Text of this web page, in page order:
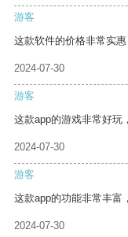
游客
这款软件的价格非常实惠
2024-07-30
游客
这款app的游戏非常好玩
2024-07-30
游客
这款app的功能非常丰富
2024-07-30